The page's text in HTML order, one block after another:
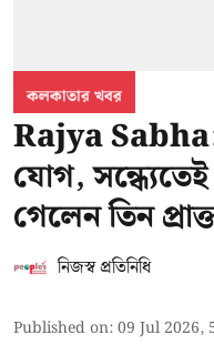
কলকাতার খবর
Rajya
যোগ, সন্ধ্যেতেই
গেলেন তিন
নিজস্ব প্রতিনিধি
Published on:09 Jul 2026,